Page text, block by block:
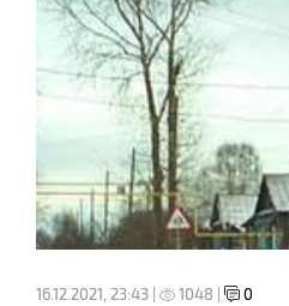
16.12.2021, 23:43 | 1048 | 0